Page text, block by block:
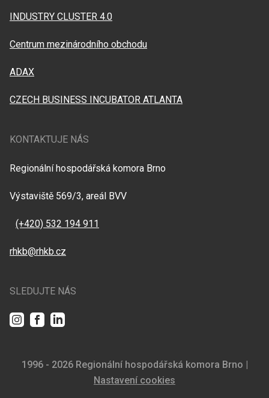
INDUSTRY CLUSTER 4.0
Centrum mezinárodního obchodu
ADAX
CZECH BUSINESS INCUBATOR ATLANTA
KONTAKTUJE NÁS
Regionální hospodářská komora Brno
Výstaviště 569/3, areál BVV
(+420) 532 194 911
rhkb@rhkb.cz
SLEDUJTE NÁS
InstagramFacebookLinkedIn
1996 - 2026 Regionální hospodářská komora Brno |
Nastavení cookies